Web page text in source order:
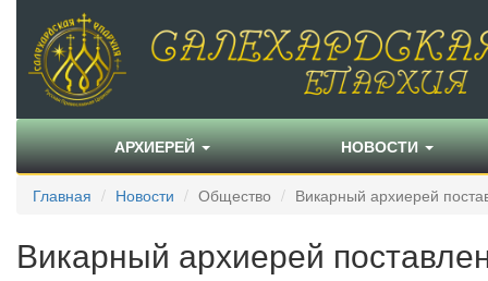
АРХИЕРЕЙ НОВОСТИ
Главная Новости Общество Викарный архиерей
Викарный архиерей